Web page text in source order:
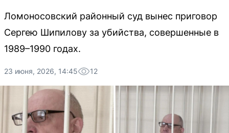
Ломоносовский районный суд вынес приговор
Сергею Шипилову за убийства, совершенные в
1989–1990 годах.
23 июня, 2026, 14:45 12